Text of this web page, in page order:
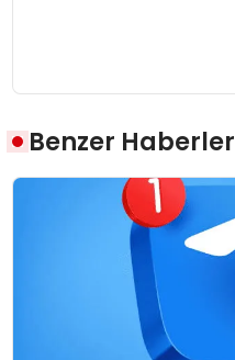
Benzer Haberler